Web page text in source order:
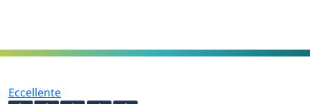
Eccellente